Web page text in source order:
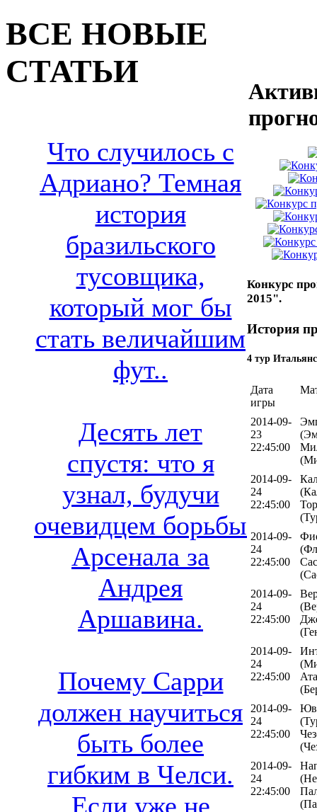
ВСЕ НОВЫЕ
СТАТЬИ
Что случилось с
Адриано? Темная
история
бразильского
тусовщика,
который мог бы
стать величайшим
фут..
Десять лет
спустя: что я
узнал, будучи
очевидцем борьбы
Арсенала за
Андрея
Аршавина.
Почему Сарри
должен научиться
быть более
гибким в Челси.
Если уже не
Конкурс
2015".
История
4 тур
Дата
игры
2014-09-
23
22:45:00
2014-09-
24
22:45:00
2014-09-
24
22:45:00
2014-09-
24
22:45:00
2014-09-
24
22:45:00
2014-09-
24
22:45:00
2014-09-
24
22:45:00